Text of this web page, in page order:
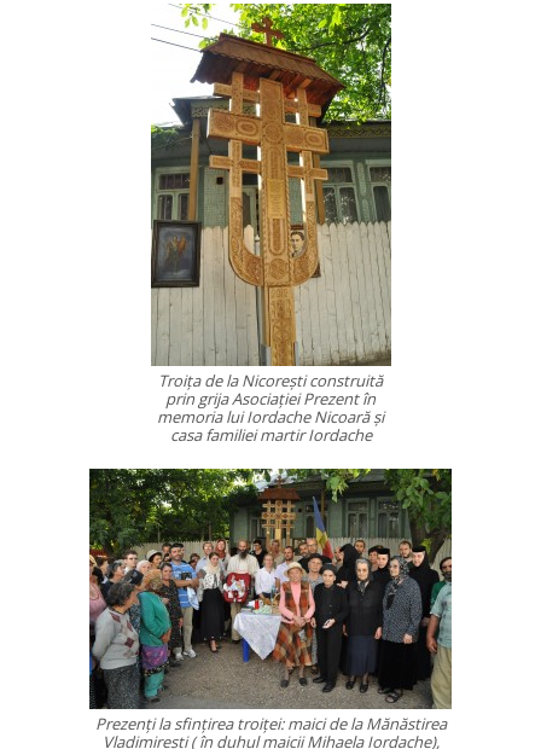
Troiţa de la Nicoreşti construită
prin grija Asociaţiei Prezent în
memoria lui Iordache Nicoară şi
casa familiei martir Iordache
Prezenţi la sfinţirea troiţei: maici de la Mănăstirea
Vladimireşti ( în duhul maicii Mihaela Iordache),